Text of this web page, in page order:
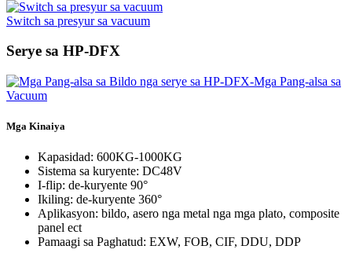
Switch sa presyur sa vacuum
Serye sa HP-DFX
Mga Kinaiya
Kapasidad: 600KG-1000KG
Sistema sa kuryente: DC48V
I-flip: de-kuryente 90°
Ikiling: de-kuryente 360°
Aplikasyon: bildo, asero nga metal nga mga plato, composite
panel ect
Pamaagi sa Paghatud: EXW, FOB, CIF, DDU, DDP